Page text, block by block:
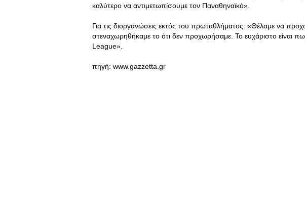
καλύτερο να αντιμετωπίσουμε τον Παναθηναϊκό».
Για τις διοργανώσεις εκτός του πρωταθλήματος: «Θέλαμε να
στεναχωρηθήκαμε το ότι δεν προχωρήσαμε. Το ευχάριστο είναι
League».
πηγή: www.gazzetta.gr